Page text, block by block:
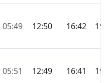
05:49 12:50 16:42
05:51 12:49 16:41